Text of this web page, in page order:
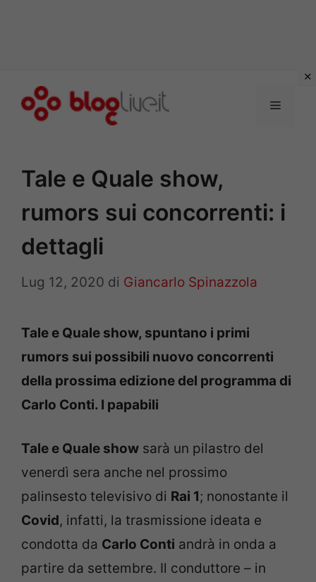
Menu
Tale e Quale show,
rumors sui concorrenti: i
dettagli
Lug 12, 2020 di Giancarlo Spinazzola
Tale e Quale show, spuntano i primi
rumors sui possibili nuovo concorrenti
della prossima edizione del programma di
Carlo Conti. I papabili
Tale e Quale show sarà un pilastro del
venerdì sera anche nel prossimo
palinsesto televisivo di Rai 1; nonostante il
Covid, infatti, la trasmissione ideata e
condotta da Carlo Conti andrà in onda a
partire da settembre. Il conduttore – in